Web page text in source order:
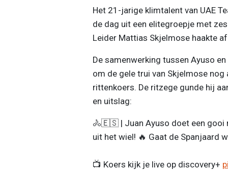
Het 21-jarige klimtalent van UAE
de dag uit een elitegroepje met
Leider Mattias Skjelmose haakte
De samenwerking tussen Ayuso
om de gele trui van Skjelmose
rittenkoers. De ritzege gunde hij
en uitslag:
🚴🇪🇸 | Juan Ayuso doet een gooi
uit het wiel! 🔥 Gaat de Spanjaard
📺 Koers kijk je live op discovery+